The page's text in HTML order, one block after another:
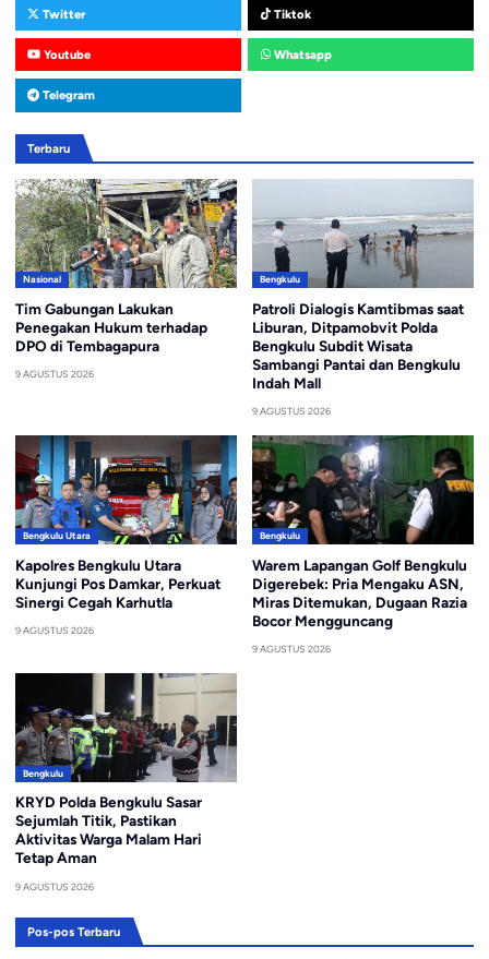
Twitter Tiktok
Youtube Whatsapp
Telegram
Terbaru
Nasional
Tim Gabungan Lakukan
Penegakan Hukum terhadap
DPO di Tembagapura
9 AGUSTUS 2026
Bengkulu
Patroli Dialogis Kamtibmas saat
Liburan, Ditpamobvit Polda
Bengkulu Subdit Wisata
Sambangi Pantai dan Bengkulu
Indah Mall
9 AGUSTUS 2026
Bengkulu Utara
Kapolres Bengkulu Utara
Kunjungi Pos Damkar, Perkuat
Sinergi Cegah Karhutla
9 AGUSTUS 2026
Bengkulu
Warem Lapangan Golf Bengkulu
Digerebek: Pria Mengaku ASN,
Miras Ditemukan, Dugaan Razia
Bocor Mengguncang
9 AGUSTUS 2026
Bengkulu
KRYD Polda Bengkulu Sasar
Sejumlah Titik, Pastikan
Aktivitas Warga Malam Hari
Tetap Aman
9 AGUSTUS 2026
Pos-pos Terbaru